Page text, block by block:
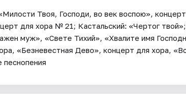
Твоя, Господи, во век воспою»,
для хора № 21; Кастальский: «Чертог
муж», «Свете Тихий», «Хвалите имя
«Безневестная Дево», концерт для хора,
песнопения